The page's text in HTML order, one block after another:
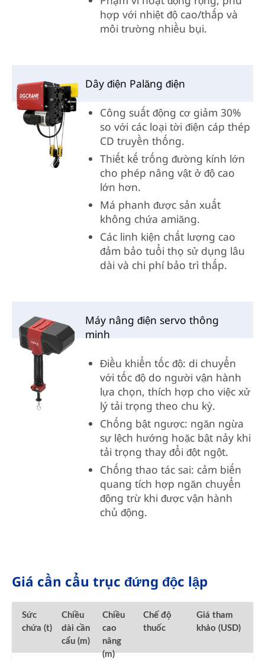
hợp với nhiệt độ cao/thấp và
môi trường nhiều bụi.
Dây điện Palăng điện
Công suất động cơ giảm 30%
so với các loại tời điện cáp thép
CD truyền thống.
Thiết kế trống đường kính lớn
cho phép nâng vật ở độ cao
lớn hơn.
Má phanh được sản xuất
không chứa amiăng.
Các linh kiện chất lượng cao
đảm bảo tuổi thọ sử dụng lâu
dài và chi phí bảo trì thấp.
Máy nâng điện servo thông
minh
Điều khiển tốc độ: di chuyển
với tốc độ do người vận hành
lựa chọn, thích hợp cho việc xử
lý tải trọng theo chu kỳ.
Chống bật ngược: ngăn ngừa
sự lệch hướng hoặc bật nảy khi
tải trọng thay đổi đột ngột.
Chống thao tác sai: cảm biến
quang tích hợp ngăn chuyển
động trừ khi được vận hành
chủ động.
Giá cần cẩu trục đứng độc lập
Sức
chứa (t)
Chiều
dài cần
cẩu (m)
Chiều
cao
nâng
(m)
Chế độ
thuốc
Giá tham
khảo (USD)